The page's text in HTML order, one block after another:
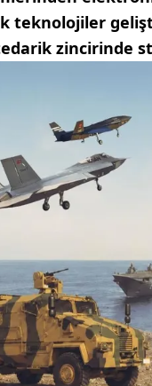
teknolojiler
zincirinde